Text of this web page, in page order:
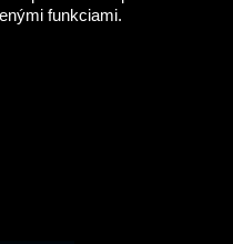
funkciami.